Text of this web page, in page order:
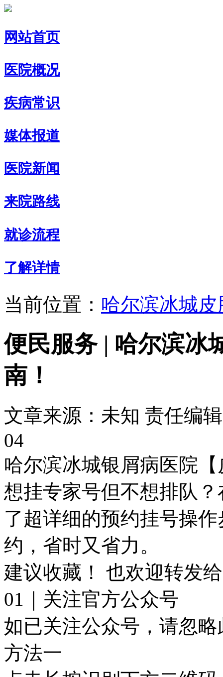
网站首页
医院概况
疾病常识
媒体报道
医院新闻
来院路线
就诊流程
了解详情
当前位置： 哈尔滨冰城
便民服务 | 哈尔滨冰
南！
文章来源：未知 责任编
04
哈尔滨冰城银屑病医院
想挂专家号但不想排队
了超详细的预约挂号操
约，省时又省力。
建议收藏！ 也欢迎转发
01｜关注官方公众号
如已关注公众号，请忽略
方法一